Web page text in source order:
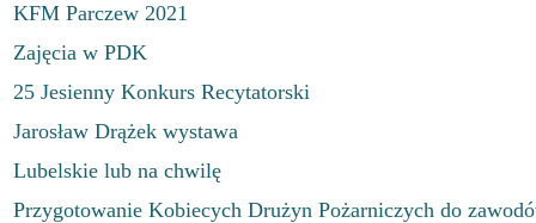
KFM Parczew 2021
Zajęcia w PDK
25 Jesienny Konkurs Recytatorski
Jarosław Drążek wystawa
Lubelskie lub na chwilę
Przygotowanie Kobiecych Drużyn Pożarniczych do